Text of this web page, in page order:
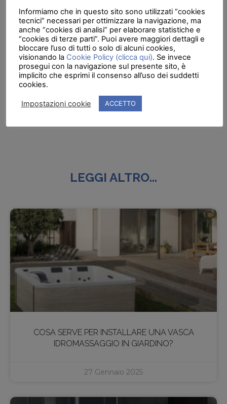
programmi automatici preimpostati, drenaggio air 3
zone, localizzazione massaggio, comando digitale,
regolazione di potenza automatica, localizzazione
massaggio, cromoterapia ed ozono.
Grandform Passion: ancora una settimana per votare il tuo nome preferito e vincere.
LEGGI ALTRO...
COSA SERVE PER INSTALLARE UNA VASCA
IDROMASSAGGIO IN GIARDINO?
27 Gennaio 2025
Informiamo che in questo sito sono utilizzati “cookies
tecnici” necessari per ottimizzare la navigazione, ma
anche “cookies di analisi” per elaborare statistiche e
“cookies di terze parti”. Puoi avere maggiori dettagli e
bloccare l’uso di tutti o solo di alcuni cookies,
visionando la Cookie Policy (clicca qui). Se invece
prosegui con la navigazione sul presente sito, è
implicito che esprimi il consenso all’uso dei suddetti
cookies.
Impostazioni cookie ACCETTO